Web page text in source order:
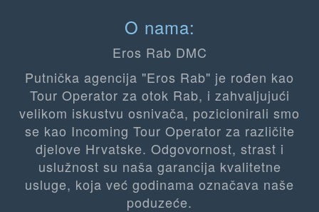
O nama:
Eros Rab DMC
Putnička agencija "Eros Rab" je rođen kao
Tour Operator za otok Rab, i zahvaljujući
velikom iskustvu osnivača, pozicionirali smo
se kao Incoming Tour Operator za različite
djelove Hrvatske. Odgovornost, strast i
uslužnost su naša garancija kvalitetne
usluge, koja već godinama označava naše
poduzeće.